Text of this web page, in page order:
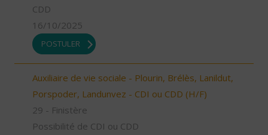
CDD
16/10/2025
POSTULER
Auxiliaire de vie sociale - Plourin, Brélès, Lanildut,
Porspoder, Landunvez - CDI ou CDD (H/F)
29 - Finistère
Possibilité de CDI ou CDD